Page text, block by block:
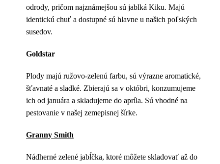
odrody, pričom najznámejšou sú jablká Kiku. Majú
identickú chuť a dostupné sú hlavne u našich poľských
susedov.
Goldstar
Plody majú ružovo-zelenú farbu, sú výrazne aromatické,
šťavnaté a sladké. Zbierajú sa v októbri, konzumujeme
ich od januára a skladujeme do apríla. Sú vhodné na
pestovanie v našej zemepisnej šírke.
Granny Smith
Nádherné zelené jabĺčka, ktoré môžete skladovať až do